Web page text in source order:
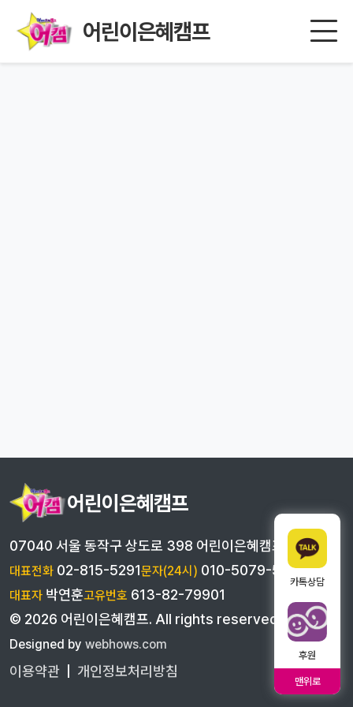
어린이은혜캠프
카톡상담
후원
맨위로
어린이은혜캠프
07040 서울 동작구 상도로 398 어린이은혜캠프
대표전화 02-815-5291문자(24시) 010-5079-5291
대표자 박연훈고유번호 613-82-79901
© 2026 어린이은혜캠프. All rights reserved
Designed by webhows.com
이용약관 개인정보처리방침